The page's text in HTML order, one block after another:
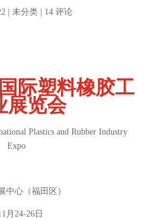
| 未分类 | 14 评论
国际塑料橡胶工
展览会
Plastics and Rubber Industry
Expo
中心（福田区）
月24-26日